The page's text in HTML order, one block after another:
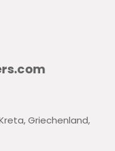
Griechenland,